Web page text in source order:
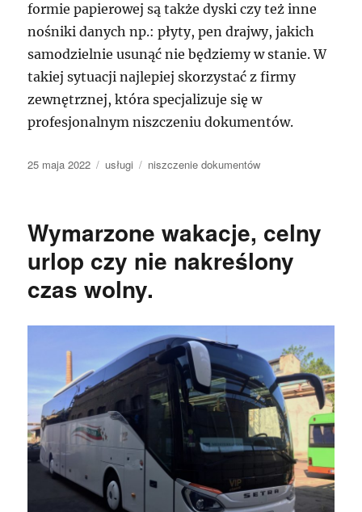
formie papierowej są także dyski czy też inne
nośniki danych np.: płyty, pen drajwy, jakich
samodzielnie usunąć nie będziemy w stanie. W
takiej sytuacji najlepiej skorzystać z firmy
zewnętrznej, która specjalizuje się w
profesjonalnym niszczeniu dokumentów.
Data
25 maja 2022 Kategorie
usługi Tagi
niszczenie dokumentów
Wymarzone wakacje, celny
urlop czy nie nakreślony
czas wolny.